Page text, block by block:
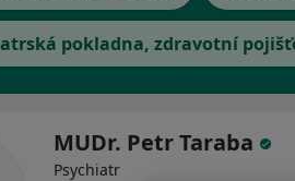
pokladna, zdravotní
MUDr. Petr Taraba
Psychiatr